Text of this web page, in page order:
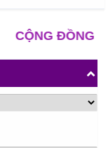
CỘNG ĐỒNG NỐI